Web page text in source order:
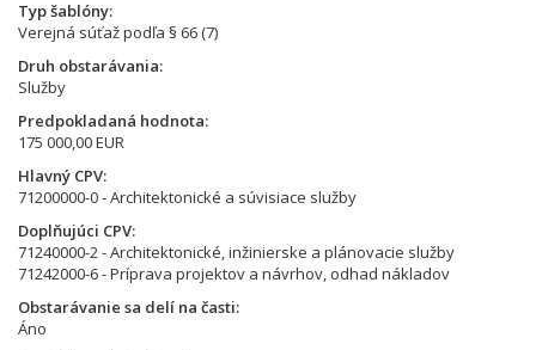
Typ šablóny
Verejná súťaž podľa § 66 (7)
Druh obstarávania
Služby
Predpokladaná hodnota
175 000,00 EUR
Hlavný CPV
71200000-0 - Architektonické a súvisiace služby
Doplňujúci CPV
71240000-2 - Architektonické, inžinierske a plánovacie služby
71242000-6 - Príprava projektov a návrhov, odhad nákladov
Obstarávanie sa delí na časti
Áno